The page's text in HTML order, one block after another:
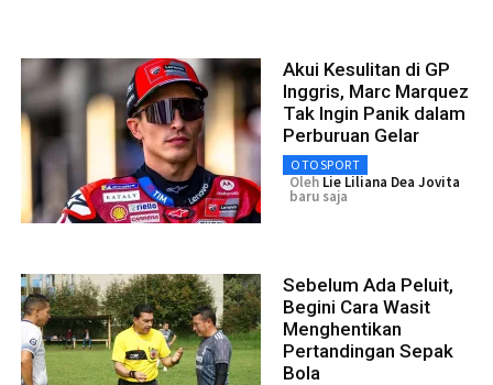
Akui Kesulitan di GP
Inggris, Marc Marquez
Tak Ingin Panik dalam
Perburuan Gelar
OTOSPORT
Oleh Lie Liliana Dea Jovita
baru saja
Sebelum Ada Peluit,
Begini Cara Wasit
Menghentikan
Pertandingan Sepak
Bola